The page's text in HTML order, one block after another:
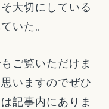
大切にしている
いた。
ご覧いただけま
いますのでぜひ
記事内にありま